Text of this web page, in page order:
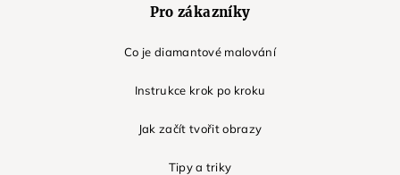
Pro zákazníky
Co je diamantové malování
Instrukce krok po kroku
Jak začít tvořit obrazy
Tipy a triky